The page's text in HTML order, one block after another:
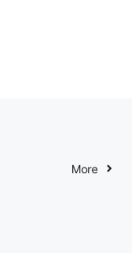
More